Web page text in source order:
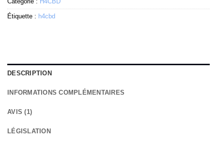
Étiquette : h4cbd
DESCRIPTION
INFORMATIONS COMPLÉMENTAIRES
AVIS (1)
LÉGISLATION